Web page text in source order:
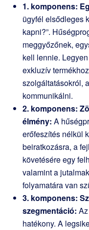
1. komponens:
ügyfél elsődleges
kapni?”.
meggyőzőnek,
kell lennie.
exkluzív
szolgáltatásokról,
kommunikálni.
2. komponens:
élmény: A
erőfeszítés nélkül
beiratkozásra, a
követésére egy
valamint a
folyamatára van
3. komponens:
szegmentáció:
hatékony. A